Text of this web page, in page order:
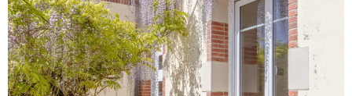
voir le
bien